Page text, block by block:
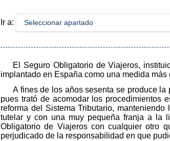
Ir a: Seleccionar apartado
El Seguro Obligatorio de Viajeros,
implantado en España como una medida
A fines de los años sesenta se produce
pues trató de acomodar los procedimientos
reforma del Sistema Tributario,
tutelar y con una muy pequeña franja a la
Obligatorio de Viajeros con cualquier otro
perjudicado de la responsabilidad en que